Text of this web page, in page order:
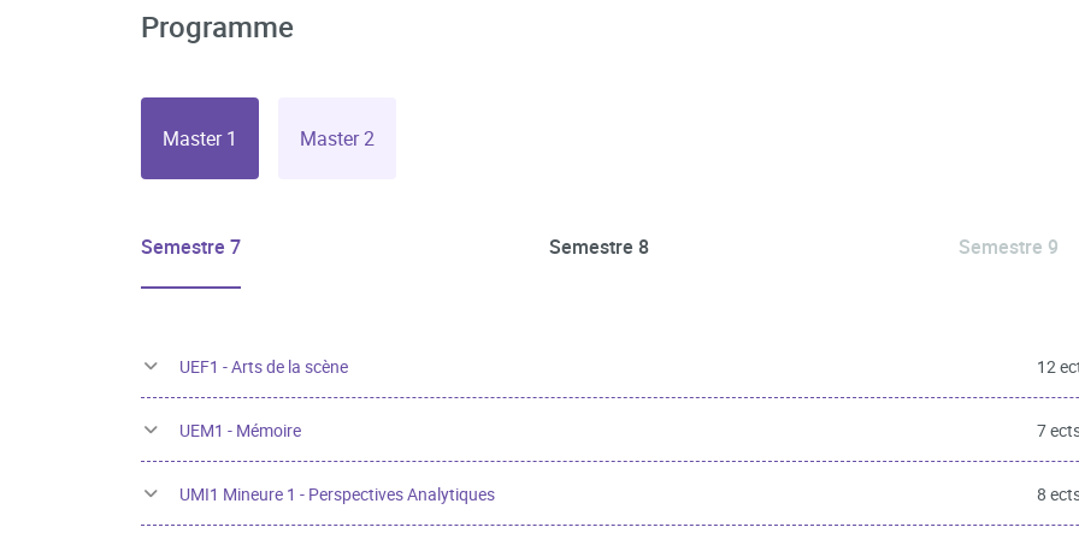
Programme
Master 1 Master 2
Semestre 7 Semestre 8 Semestre 9
UEF1 - Arts de la scène 12
UEM1 - Mémoire 7
UMI1 Mineure 1 - Perspectives Analytiques 8